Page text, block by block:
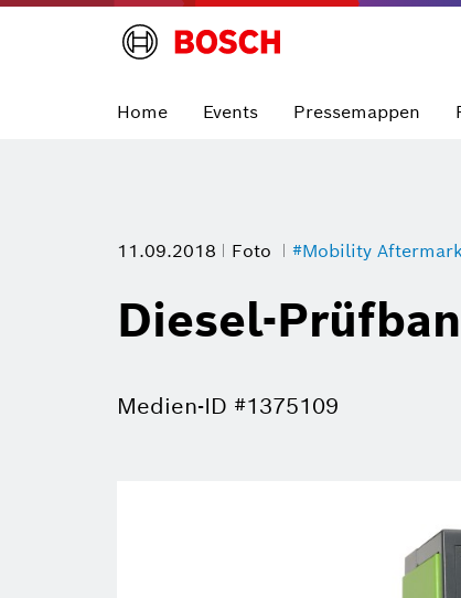
Home Events Pressemappen
11.09.2018 Foto #Mobility
Diesel-
Medien-ID #1375109